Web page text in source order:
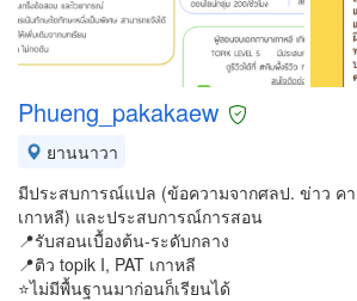
Phueng_pakakaew
ยานนาวา
มีประสบการณ์แปล (ข้อความจากศลป. ข่าว คา
เกาหลี) และประสบการณ์การสอน
📍รับสอนเบื้องต้น-ระดับกลาง
📍ติว topik I, PAT เกาหลี
⭐️ไม่มีพื้นฐานมาก่อนก็เรียนได้